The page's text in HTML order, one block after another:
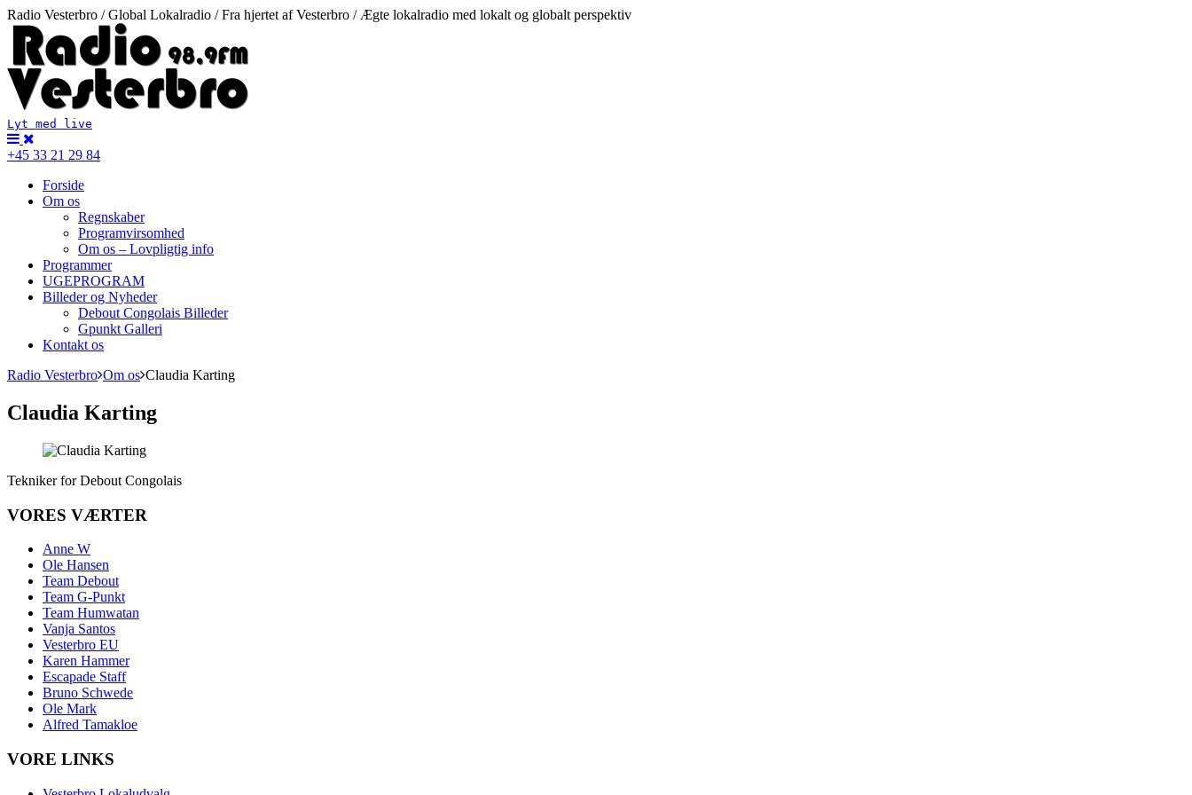
Radio Vesterbro / Global Lokalradio / Fra hjertet af Vesterbro / Ægte lokalradio med lokalt og globalt perspektiv
Lyt med live
+45 33 21 29 84
Forside
Om os
Regnskaber
Programvirsomhed
Om os – Lovpligtig info
Programmer
UGEPROGRAM
Billeder og Nyheder
Debout Congolais Billeder
Gpunkt Galleri
Kontakt os
Radio Vesterbro Om os Claudia Karting
Claudia Karting
Tekniker for Debout Congolais
VORES VÆRTER
Anne W
Ole Hansen
Team Debout
Team G-Punkt
Team Humwatan
Vanja Santos
Vesterbro EU
Karen Hammer
Escapade Staff
Bruno Schwede
Ole Mark
Alfred Tamakloe
VORE LINKS